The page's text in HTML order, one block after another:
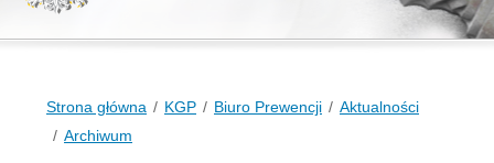
Strona główna KGP Biuro Prewencji
Aktualności
Archiwum